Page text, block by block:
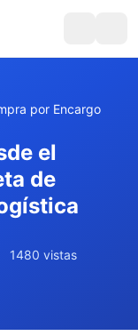
por Encargo
el
de
1480 vistas